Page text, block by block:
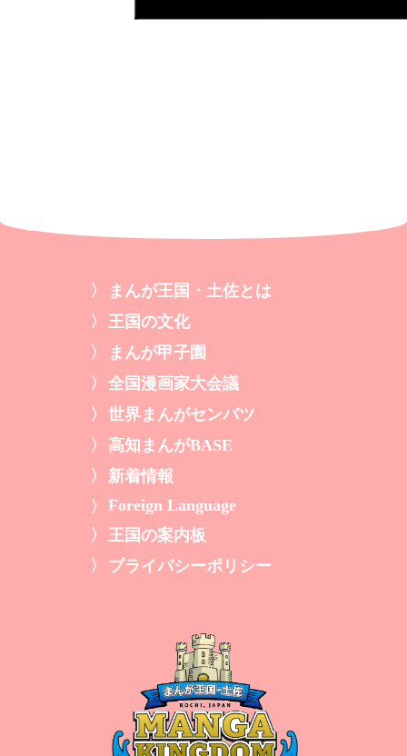
まんが王国・土佐とは
王国の文化
まんが甲子園
全国漫画家大会議
世界まんがセンバツ
高知まんがBASE
新着情報
Foreign Language
王国の案内板
プライバシーポリシー